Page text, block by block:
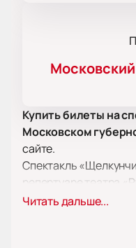
Купить билеты на
Московском
сайте.
Спектакль
репертуаре театра
удивительная и
Читать дальше...